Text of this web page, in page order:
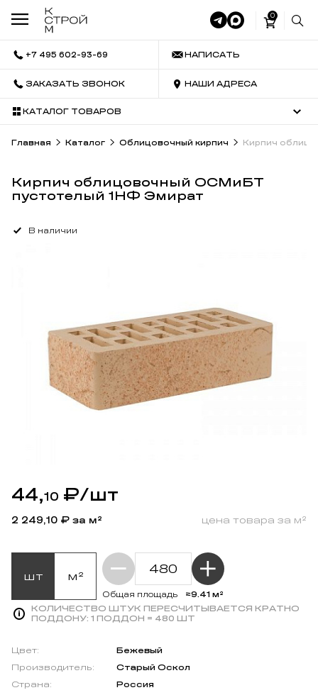
0
+7 495 602-93-69 НАПИСАТЬ
ЗАКАЗАТЬ ЗВОНОК НАШИ АДРЕСА
КАТАЛОГ ТОВАРОВ
Главная Каталог Облицовочный кирпич Кирпич
Кирпич облицовочный ОСМиБТ
пустотелый 1НФ Эмират
В наличии
44,10 ₽/шт
2 249,10 ₽ за м² цена товара за м²
шт м²
Общая площадь
≈9.41 м²
КОЛИЧЕСТВО ШТУК ПЕРЕСЧИТЫВАЕТСЯ КРАТНО
ПОДДОНУ: 1 ПОДДОН = 480 ШТ
Цвет:
Бежевый
Производитель:
Старый Оскол
Страна:
Россия